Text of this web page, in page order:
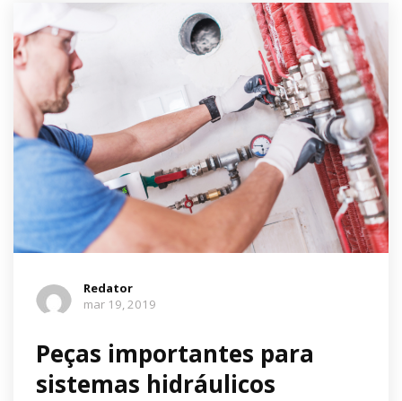
Redator
mar 19, 2019
Peças importantes para
sistemas hidráulicos